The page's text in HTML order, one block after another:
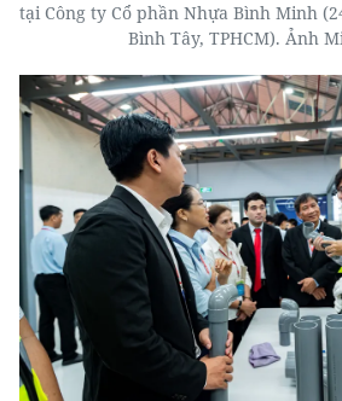
tại Công ty Cổ phần Nhựa Bình Minh
Bình Tây, TPHCM). Ảnh